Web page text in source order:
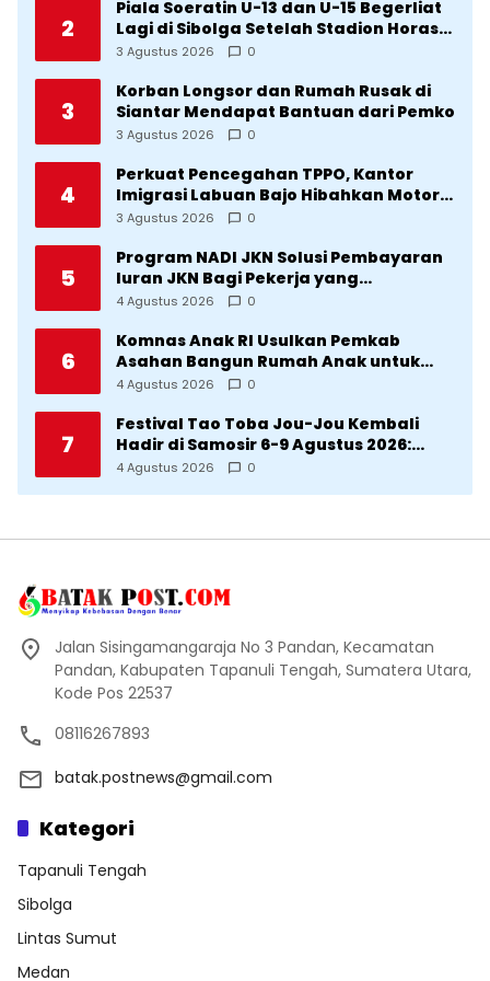
2
Piala Soeratin U-13 dan U-15 Begerliat
Lagi di Sibolga Setelah Stadion Horas
Direvitalisasi Wali Kota
3 Agustus 2026 0
3
Korban Longsor dan Rumah Rusak di
Siantar Mendapat Bantuan dari Pemko
3 Agustus 2026 0
4
Perkuat Pencegahan TPPO, Kantor
Imigrasi Labuan Bajo Hibahkan Motor
Operasional ke Lima Desa di
3 Agustus 2026 0
5
Program NADI JKN Solusi Pembayaran
Iuran JKN Bagi Pekerja yang
Penghasilannya Tidak Tetap
4 Agustus 2026 0
6
Komnas Anak RI Usulkan Pemkab
Asahan Bangun Rumah Anak untuk
Korban Kekerasan
4 Agustus 2026 0
7
Festival Tao Toba Jou-Jou Kembali
Hadir di Samosir 6-9 Agustus 2026:
Datang Saksikan Kemeriahan dan Raih
4 Agustus 2026 0
Jalan Sisingamangaraja No 3 Pandan, Kecamatan
Pandan, Kabupaten Tapanuli Tengah, Sumatera Utara,
Kode Pos 22537
08116267893
batak.postnews@gmail.com
Kategori
Tapanuli Tengah
Sibolga
Lintas Sumut
Medan